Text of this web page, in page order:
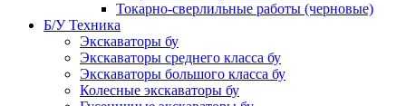
Токарно-сверлильные работы (черновые)
Б/У Техника
Экскаваторы бу
Экскаваторы среднего класса бу
Экскаваторы большого класса бу
Колесные экскаваторы бу